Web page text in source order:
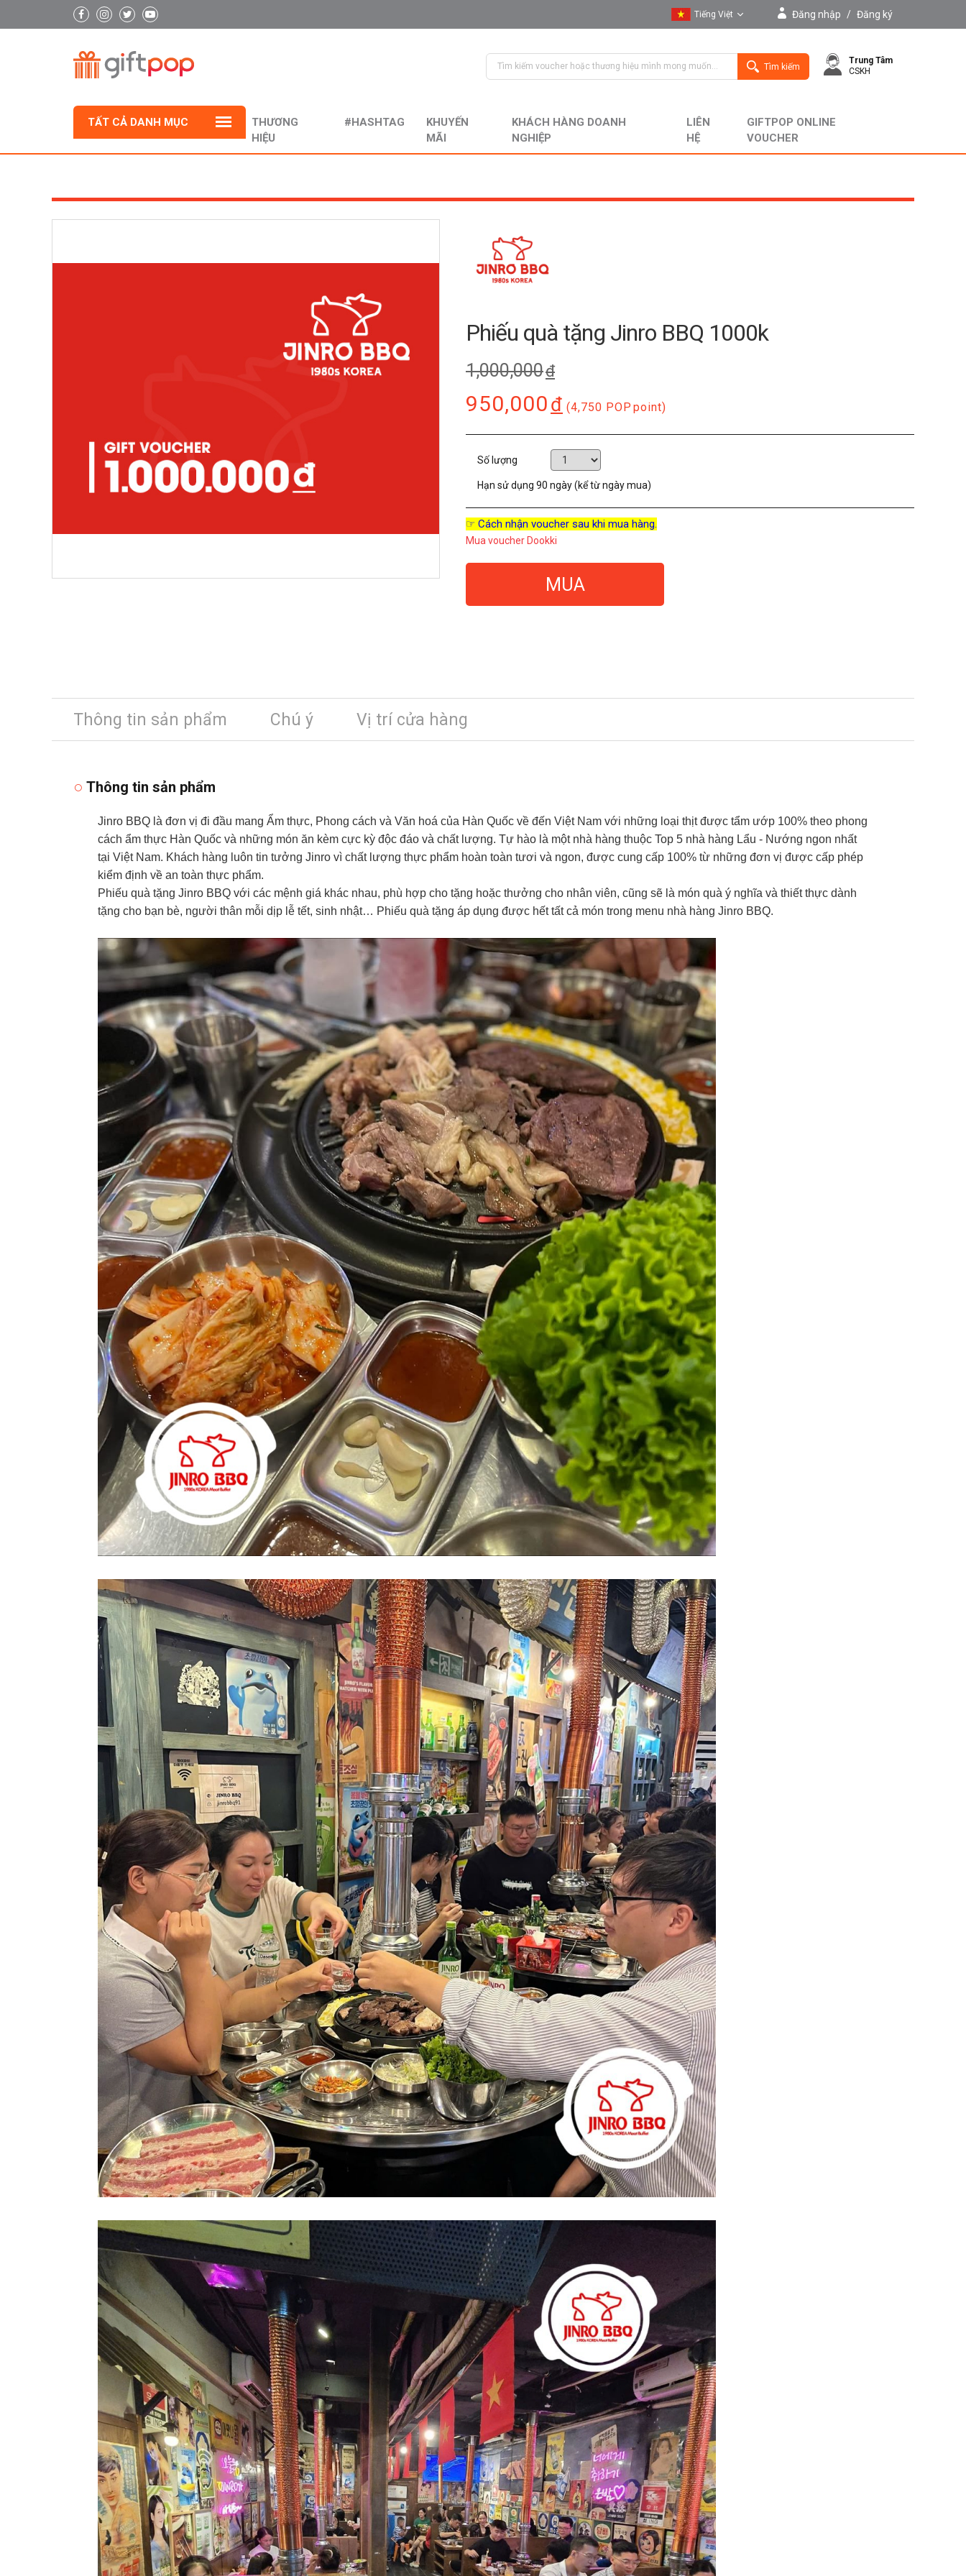
Tiếng Việt
English
Đăng nhập / Đăng ký
Tìm kiếm
Trung Tâm
CSKH
TẤT CẢ DANH MỤC
THƯƠNG
HIỆU
#HASHTAG
KHUYẾN
MÃI
KHÁCH HÀNG DOANH
NGHIỆP
LIÊN
HỆ
GIFTPOP ONLINE
VOUCHER
Phiếu quà tặng Jinro BBQ 1000k
1,000,000đ
950,000đ (4,750 POP point)
Số lượng
Hạn sử dụng 90 ngày (kể từ ngày mua)
☞ Cách nhận voucher sau khi mua hàng.
Mua voucher Dookki
MUA
Thông tin sản phẩm Chú ý Vị trí cửa hàng
Thông tin sản phẩm
Jinro BBQ là đơn vị đi đầu mang Ẩm thực, Phong cách và Văn hoá của Hàn Quốc về đến Việt Nam với những loại thịt được tẩm ướp 100% theo phong
cách ẩm thực Hàn Quốc và những món ăn kèm cực kỳ độc đáo và chất lượng. Tự hào là một nhà hàng thuộc Top 5 nhà hàng Lẩu - Nướng ngon nhất
tại Việt Nam. Khách hàng luôn tin tưởng Jinro vì chất lượng thực phẩm hoàn toàn tươi và ngon, được cung cấp 100% từ những đơn vị được cấp phép
kiểm định về an toàn thực phẩm.
Phiếu quà tặng Jinro BBQ với các mệnh giá khác nhau, phù hợp cho tặng hoặc thưởng cho nhân viên, cũng sẽ là món quà ý nghĩa và thiết thực dành
tặng cho bạn bè, người thân mỗi dịp lễ tết, sinh nhật… Phiếu quà tặng áp dụng được hết tất cả món trong menu nhà hàng Jinro BBQ.